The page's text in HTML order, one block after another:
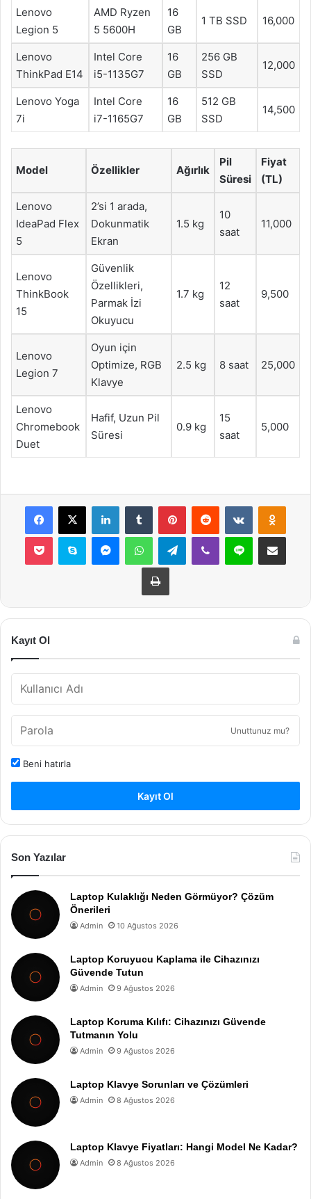
Lenovo
Legion 5
AMD Ryzen
5 5600H
16
GB
1 TB SSD 16,000
Lenovo
ThinkPad E14
Intel Core
i5-1135G7
16
GB
256 GB
SSD
12,000
Lenovo Yoga
7i
Intel Core
i7-1165G7
16
GB
512 GB
SSD
14,500
Model Özellikler Ağırlık
Pil
Süresi
Fiyat
(TL)
Lenovo
IdeaPad Flex
5
2’si 1 arada,
Dokunmatik
Ekran
1.5 kg
10
saat
11,000
Lenovo
ThinkBook
15
Güvenlik
Özellikleri,
Parmak İzi
Okuyucu
1.7 kg
12
saat
9,500
Lenovo
Legion 7
Oyun için
Optimize, RGB
Klavye
2.5 kg 8 saat 25,000
Lenovo
Chromebook
Duet
Hafif, Uzun Pil
Süresi
0.9 kg
15
saat
5,000
Facebook
X LinkedInTumblr PinterestReddit VKontakte
Pocket Skype MessengerWhatsAppTelegramViber Line E-Posta ile
Yazdır
Kayıt Ol
Unuttunuz mu?
Beni hatırla
Kayıt Ol
Son Yazılar
Laptop Kulaklığı Neden Görmüyor? Çözüm
Önerileri
Admin 10 Ağustos 2026
Laptop Koruyucu Kaplama ile Cihazınızı
Güvende Tutun
Admin 9 Ağustos 2026
Laptop Koruma Kılıfı: Cihazınızı Güvende
Tutmanın Yolu
Admin 9 Ağustos 2026
Laptop Klavye Sorunları ve Çözümleri
Admin 8 Ağustos 2026
Laptop Klavye Fiyatları: Hangi Model Ne Kadar?
Admin 8 Ağustos 2026